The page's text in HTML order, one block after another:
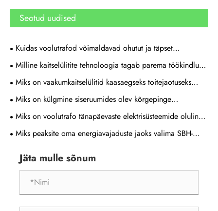
Seotud uudised
Kuidas voolutrafod võimaldavad ohutut ja täpset
toitesüsteemi jälgimist?
Milline kaitselülitite tehnoloogia tagab parema töökindluse
ja väiksema keskkonnamõju?
Miks on vaakumkaitselülitid kaasaegseks toitejaotuseks
nutikaim valik?
Miks on külgmine siseruumides olev kõrgepinge
vaakumkaitselüliti muutunud kaasaegsete
toitejaotussüsteemide jaoks hädavajalikuks
Miks on voolutrafo tänapäevaste elektrisüsteemide oluline
komponent?
Miks peaksite oma energiavajaduste jaoks valima SBH-
Jäta mulle sõnum